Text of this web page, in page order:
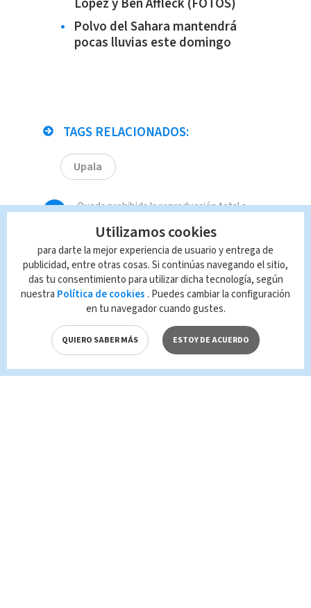
Lopez y Ben Affleck (FOTOS)
Polvo del Sahara mantendrá
pocas lluvias este domingo
TAGS RELACIONADOS:
Upala
Queda prohibida la reproducción total o
que es propiedad de TELEDIARIO; su
reproducción no autorizada constituye una
infracción y un delito de conformidad con las
leyes aplicables.
Utilizamos cookies
para darte la mejor experiencia de usuario y entrega de
publicidad, entre otras cosas. Si continúas navegando el sitio,
das tu consentimiento para utilizar dicha tecnología, según
nuestra Política de cookies . Puedes cambiar la configuración
en tu navegador cuando gustes.
QUIERO SABER MÁS ESTOY DE ACUERDO